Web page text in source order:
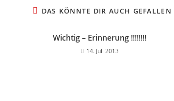
DAS KÖNNTE DIR AUCH GEFALLEN
Wichtig – Erinnerung !!!!!!!!
14. Juli 2013